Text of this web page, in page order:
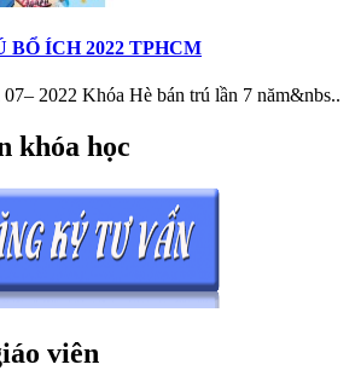
BỔ ÍCH 2022 TPHCM
2022 Khóa Hè bán trú lần 7 năm&nbs..
khóa học
viên